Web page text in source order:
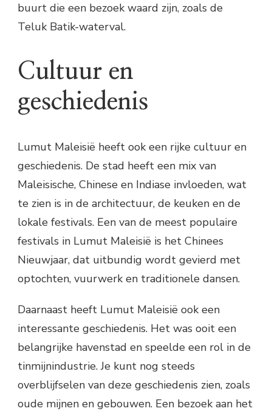
buurt die een bezoek waard zijn, zoals de
Teluk Batik-waterval.
Cultuur en
geschiedenis
Lumut Maleisië heeft ook een rijke cultuur en
geschiedenis. De stad heeft een mix van
Maleisische, Chinese en Indiase invloeden, wat
te zien is in de architectuur, de keuken en de
lokale festivals. Een van de meest populaire
festivals in Lumut Maleisië is het Chinees
Nieuwjaar, dat uitbundig wordt gevierd met
optochten, vuurwerk en traditionele dansen.
Daarnaast heeft Lumut Maleisië ook een
interessante geschiedenis. Het was ooit een
belangrijke havenstad en speelde een rol in de
tinmijnindustrie. Je kunt nog steeds
overblijfselen van deze geschiedenis zien, zoals
oude mijnen en gebouwen. Een bezoek aan het